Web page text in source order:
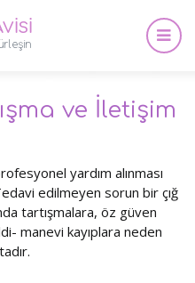
ve İletişim
yardım alınması
edilmeyen sorun bir çığ
tartışmalara, öz güven
manevi kayıplara neden